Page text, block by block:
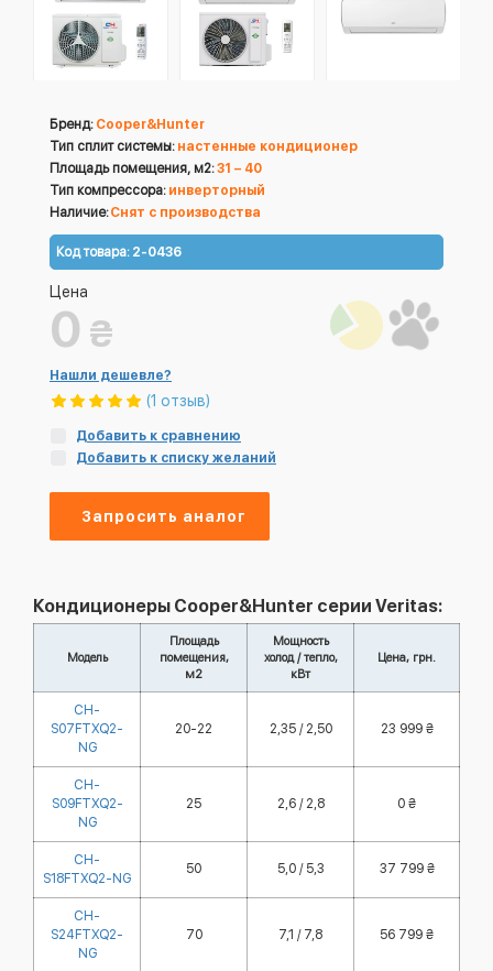
Бренд: Cooper&Hunter
Тип сплит системы: настенные кондиционер
Площадь помещения, м2:31 – 40
Тип компрессора: инверторный
Наличие:Снят с производства
Код товара: 2-0436
Цена
0 ₴
Нашли дешевле?
(1 отзыв)
Добавить к сравнению
Добавить к списку желаний
Запросить аналог
Кондиционеры Cooper&Hunter серии Veritas:
Модель
Площадь
помещения,
м2
Мощность
холод / тепло,
кВт
Цена, грн.
CH-
S07FTXQ2-
NG
20-22 2,35 / 2,50 23 999 ₴
CH-
S09FTXQ2-
NG
25 2,6 / 2,8 0 ₴
CH-
S18FTXQ2-NG
50 5,0 / 5,3 37 799 ₴
CH-
S24FTXQ2-
NG
70 7,1 / 7,8 56 799 ₴